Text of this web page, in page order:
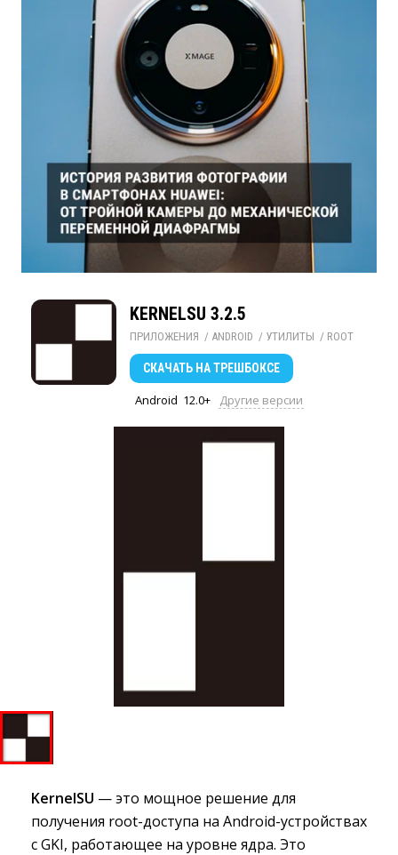
KERNELSU 3.2.5
ПРИЛОЖЕНИЯ / ANDROID / УТИЛИТЫ / ROOT
СКАЧАТЬ НА ТРЕШБОКСЕ
Android 12.0+ Другие версии
KernelSU — это мощное решение для
получения root-доступа на Android-устройствах
с GKI, работающее на уровне ядра. Это